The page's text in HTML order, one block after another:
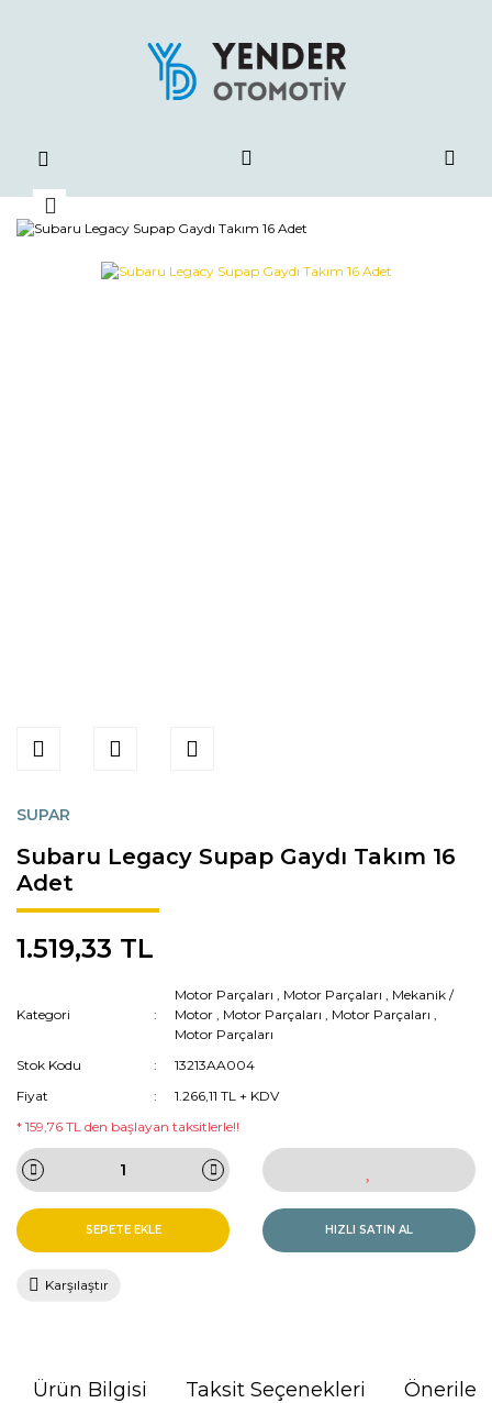
SUPAR
Subaru Legacy Supap Gaydı Takım 16
Adet
1.519,33 TL
Kategori
Motor Parçaları Motor Parçaları
Mekanik /
Motor
Motor Parçaları Motor Parçaları
Motor Parçaları
Stok Kodu
13213AA004
Fiyat
1.266,11 TL + KDV
* 159,76 TL den başlayan taksitlerle!!
SEPETE EKLE HIZLI SATIN AL
Karşılaştır
Ürün Bilgisi Taksit Seçenekleri